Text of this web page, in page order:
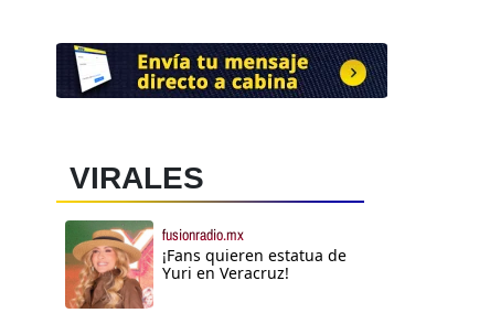
VIRALES
fusionradio.mx
¡Fans quieren estatua de
Yuri en Veracruz!